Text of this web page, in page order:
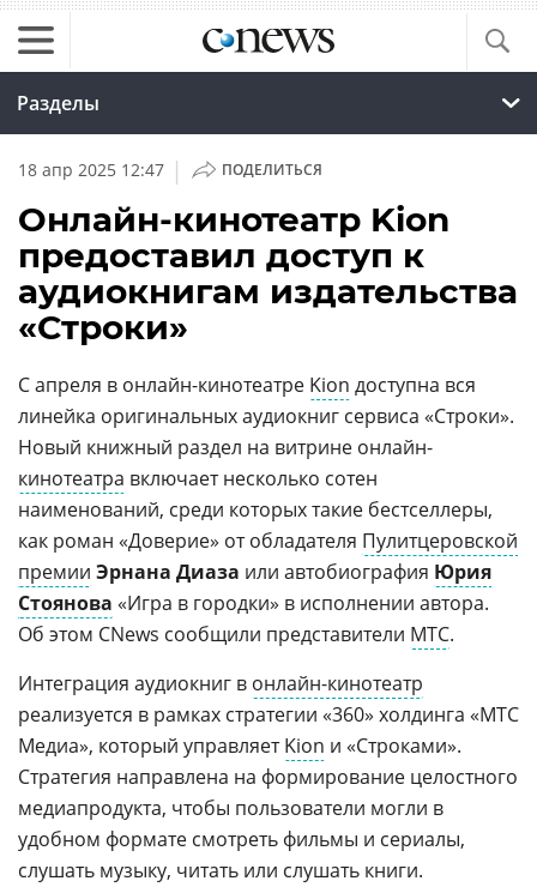
Разделы
18 апр 2025 12:47 | ПОДЕЛИТЬСЯ
Онлайн-кинотеатр Kion
предоставил доступ к
аудиокнигам издательства
«Строки»
С апреля в онлайн-кинотеатре Kion доступна вся
линейка оригинальных аудиокниг сервиса «Строки».
Новый книжный раздел на витрине онлайн-
кинотеатра включает несколько сотен
наименований, среди которых такие бестселлеры,
как роман «Доверие» от обладателя Пулитцеровской
премии Эрнана Диаза или автобиография Юрия
Стоянова «Игра в городки» в исполнении автора.
Об этом CNews сообщили представители МТС.
Интеграция аудиокниг в онлайн-кинотеатр
реализуется в рамках стратегии «360» холдинга «МТС
Медиа», который управляетKion и «Строками».
Стратегия направлена на формирование целостного
медиапродукта, чтобы пользователи могли в
удобном формате смотреть фильмы и сериалы,
слушать музыку, читать или слушать книги.